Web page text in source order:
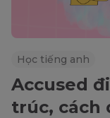
Học tiếng anh
Accused
trúc, cách